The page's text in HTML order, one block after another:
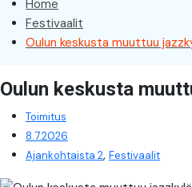
Home
Festivaalit
Oulun keskusta muuttuu
Oulun keskusta
Toimitus
8.7.2026
Ajankohtaista 2, Festivaalit